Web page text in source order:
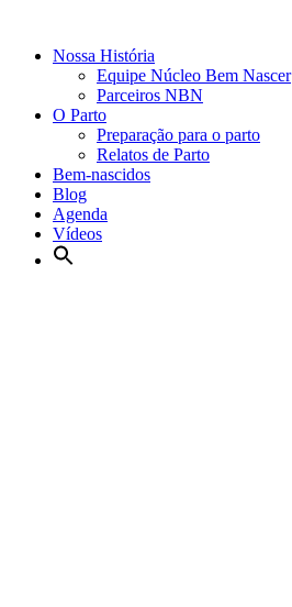
Nossa História
Equipe Núcleo Bem Nascer
Parceiros NBN
O Parto
Preparação para o parto
Relatos de Parto
Bem-nascidos
Blog
Agenda
Vídeos